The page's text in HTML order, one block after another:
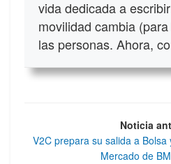
vida dedicada a
movilidad cambia
las personas. Ahora,
Noticia
V2C prepara su salida a
Mercado de